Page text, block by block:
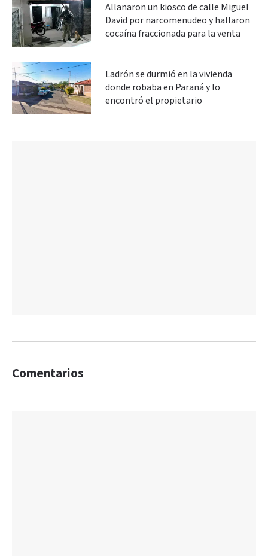
Allanaron un kiosco de calle Miguel
David por narcomenudeo y hallaron
cocaína fraccionada para la venta
Ladrón se durmió en la vivienda
donde robaba en Paraná y lo
encontró el propietario
Comentarios